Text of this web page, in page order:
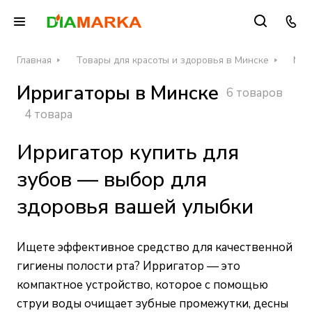
Главная Товары для красоты и здоровья в Минске
Ирригаторы в Минске 6 товаров
4 товара
Ирригатор купить для
зубов — выбор для
здоровья вашей улыбки
Ищете эффективное средство для качественной
гигиены полости рта? Ирригатор — это
компактное устройство, которое с помощью
струи воды очищает зубные промежутки, десны